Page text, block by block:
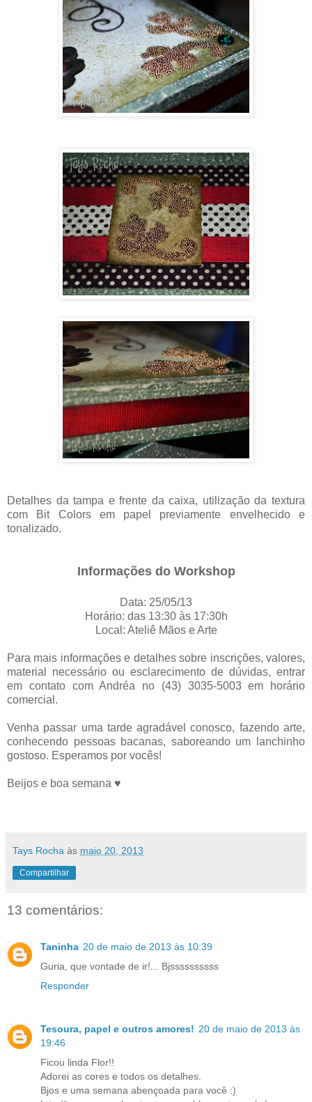
Detalhes da tampa e frente da caixa, utilização da textura
com Bit Colors em papel previamente envelhecido e
tonalizado.
Informações do Workshop
Data: 25/05/13
Horário: das 13:30 às 17:30h
Local: Ateliê Mãos e Arte
Para mais informações e detalhes sobre inscrições, valores,
material necessário ou esclarecimento de dúvidas, entrar
em contato com Andréa no (43) 3035-5003 em horário
comercial.
Venha passar uma tarde agradável conosco, fazendo arte,
conhecendo pessoas bacanas, saboreando um lanchinho
gostoso. Esperamos por vocês!
Beijos e boa semana ♥
Tays Rocha às maio 20, 2013
Compartilhar
13 comentários:
Taninha 20 de maio de 2013 às 10:39
Guria, que vontade de ir!... Bjssssssssss
Responder
Tesoura, papel e outros amores! 20 de maio de 2013 às
19:46
Ficou linda Flor!!
Adorei as cores e todos os detalhes.
Bjos e uma semana abençoada para você :)